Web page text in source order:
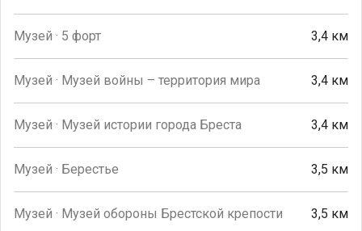
Музей · 5 форт 3,4 км
Музей · Музей войны – территория мира 3,4 км
Музей · Музей истории города Бреста 3,4 км
Музей · Берестье 3,5 км
Музей · Музей обороны Брестской крепости 3,5 км